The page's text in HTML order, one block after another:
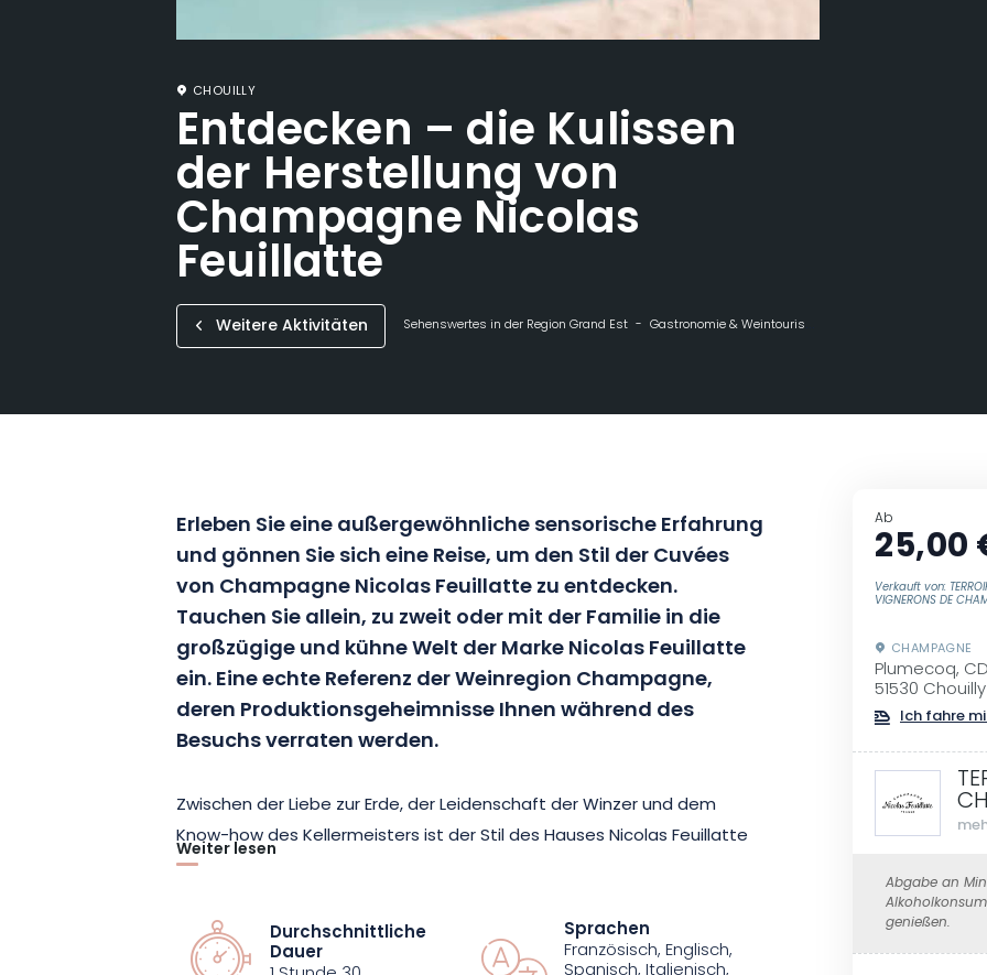
CHOUILLY
Entdecken – die Kulissen
der Herstellung von
Champagne Nicolas
Feuillatte
Weitere Aktivitäten Sehenswertes in der Region Grand Est Gastronomie & Weintourismus
Erleben Sie eine außergewöhnliche sensorische Erfahrung
und gönnen Sie sich eine Reise, um den Stil der Cuvées
von Champagne Nicolas Feuillatte zu entdecken.
Tauchen Sie allein, zu zweit oder mit der Familie in die
großzügige und kühne Welt der Marke Nicolas Feuillatte
ein. Eine echte Referenz der Weinregion Champagne,
deren Produktionsgeheimnisse Ihnen während des
Besuchs verraten werden.
Zwischen der Liebe zur Erde, der Leidenschaft der Winzer und dem
Know-how des Kellermeisters ist der Stil des Hauses Nicolas Feuillatte
fein, präzise und elegant. Bei dieser Einführung, die eine Besichtigung
Charakter des Hauses kennen.
Weiter lesen
Durchschnittliche
Dauer
Sprachen
Französisch, Englisch,
Ab
25,00
Verkauft von:
VIGNERONS DE
CHAMPAGNE
Plumecoq,
51530 Chouilly
Ich fahre
Abgabe an
genießen.